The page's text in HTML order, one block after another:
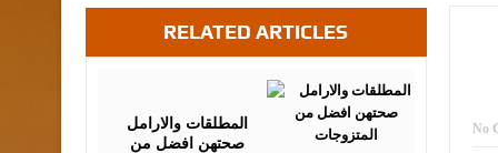
مشروع تعديل قانون الملكية العقارية
إلى مراجعة منصة خدمة العلم
فريحات.. مبارك ومزيدا من التوفيق
No
RELATED ARTICLES
المطلقات والارامل
صحتهن افضل من
2016